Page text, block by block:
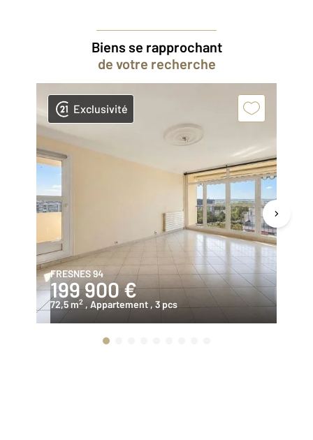
Biens se rapprochant
de votre recherche
Exclusivité
FRESNES 94
199 900 €
72,5 m2 , Appartement , 3 pcs